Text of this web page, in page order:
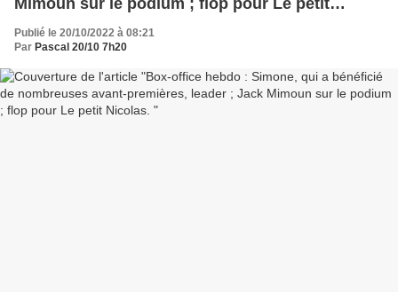
Mimoun sur le podium ; flop pour Le petit
Nicolas.
Publié le 20/10/2022 à 08:21
Par Pascal 20/10 7h20